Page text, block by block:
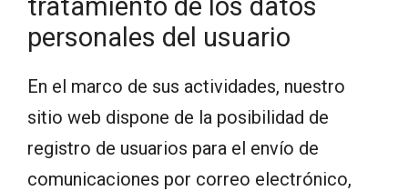
personales del usuario
En el marco de sus actividades, nuestro
sitio web dispone de la posibilidad de
registro de usuarios para el envío de
comunicaciones por correo electrónico,